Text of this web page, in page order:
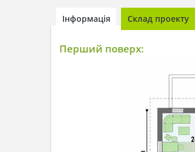
Інформація Склад проекту
Перший поверх: